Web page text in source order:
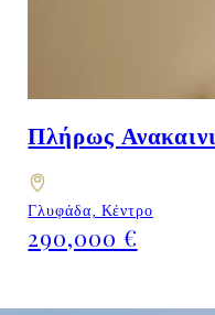
Πλήρως
Γλυφάδα, Κέντρο
290,000 €